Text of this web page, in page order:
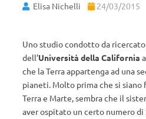
Elisa Nichelli 24/03/2015
Uno studio condotto da
dell’Università della California
che la Terra appartenga ad una
pianeti. Molto prima che si siano
Terra e Marte, sembra che il
aver ospitato un certo numero di